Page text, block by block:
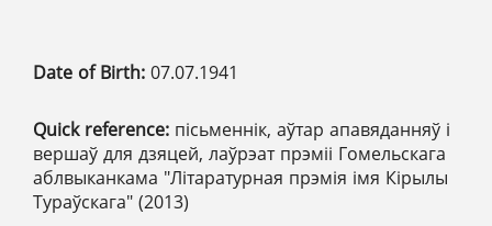
Date of Birth: 07.07.1941
Quick reference: пісьменнік, аўтар апавяданняў і
вершаў для дзяцей, лаўрэат прэміі Гомельскага
аблвыканкама "Літаратурная прэмія імя Кірылы
Тураўскага" (2013)